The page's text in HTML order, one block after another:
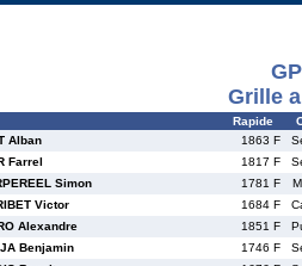
Grille
Rapide
Alban 1863 F
Farrel 1817 F
Simon 1781 F
Victor 1684 F
Alexandre 1851 F
Benjamin 1746 F